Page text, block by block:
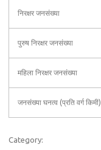
निरक्षर जनसंख्या
पुरुष निरक्षर जनसंख्या
महिला निरक्षर जनसंख्या
जनसंख्या घनत्व (प्रति वर्ग किमी)
Category: